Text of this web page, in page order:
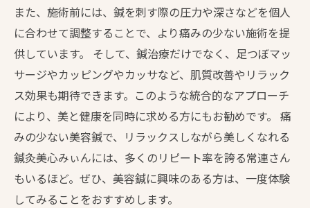
また、施術前には、鍼を刺す際の圧力や深さなどを個人
に合わせて調整することで、より痛みの少ない施術を提
供しています。 そして、鍼治療だけでなく、足つぼマッ
サージやカッピングやカッサなど、肌質改善やリラック
ス効果も期待できます。このような統合的なアプローチ
により、美と健康を同時に求める方にもお勧めです。 痛
みの少ない美容鍼で、リラックスしながら美しくなれる
鍼灸美心みぃんには、多くのリピート率を誇る常連さん
もいるほど。ぜひ、美容鍼に興味のある方は、一度体験
してみることをおすすめします。